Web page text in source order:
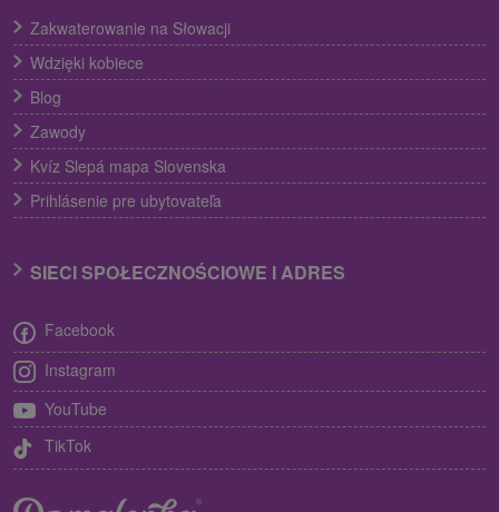
Zakwaterowanie na Słowacji
Wdzięki kobiece
Blog
Zawody
Kvíz Slepá mapa Slovenska
Prihlásenie pre ubytovateľa
SIECI SPOŁECZNOŚCIOWE I ADRES
Facebook
Instagram
YouTube
TikTok